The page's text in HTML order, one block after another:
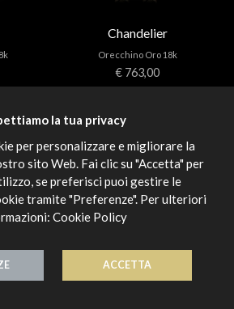
Chandelier
Orecchino Oro 18k
€ 763,00
Chandelier
€ 1.120,00
la tua privacy
per personalizzare e migliorare la
sito Web. Fai clic su "Accetta" per
se preferisci puoi gestire le
tramite "Preferenze". Per ulteriori
Cookie Policy
ACCETTA